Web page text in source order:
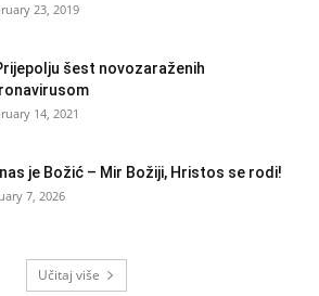
23, 2019
šest novozaraženih
14, 2021
je Božić – Mir Božiji, Hristos se rodi!
7, 2026
Učitaj više